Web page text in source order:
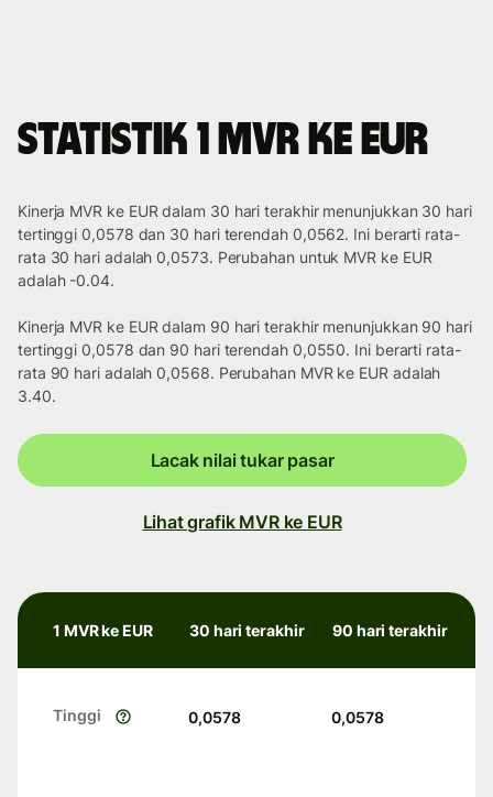
Statistik 1 MVR ke EUR
Kinerja MVR ke EUR dalam 30 hari terakhir menunjukkan 30 hari
tertinggi 0,0578 dan 30 hari terendah 0,0562. Ini berarti rata-
rata 30 hari adalah 0,0573. Perubahan untuk MVR ke EUR
adalah -0.04.
Kinerja MVR ke EUR dalam 90 hari terakhir menunjukkan 90 hari
tertinggi 0,0578 dan 90 hari terendah 0,0550. Ini berarti rata-
rata 90 hari adalah 0,0568. Perubahan MVR ke EUR adalah
3.40.
Lacak nilai tukar pasar
Lihat grafik MVR ke EUR
1 MVR ke EUR 30 hari terakhir 90 hari terakhir
Tinggi 0,0578 0,0578